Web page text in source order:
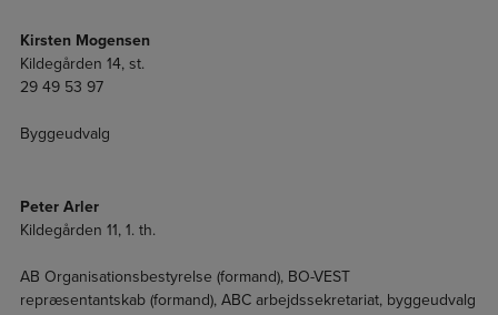
Kirsten Mogensen
Kildegården 14, st.
29 49 53 97
Byggeudvalg
Peter Arler
Kildegården 11, 1. th.
AB Organisationsbestyrelse (formand), BO-VEST
repræsentantskab (formand), ABC arbejdssekretariat, byggeudvalg